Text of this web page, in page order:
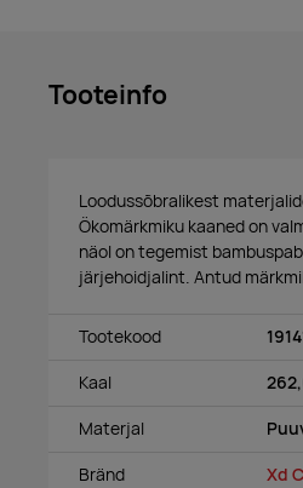
Tooteinfo
Loodussõbralikest
Ökomärkmiku kaaned on
näol on tegemist
järjehoidjalint. Antud
Tootekood
Kaal
Materjal
Bränd Xd